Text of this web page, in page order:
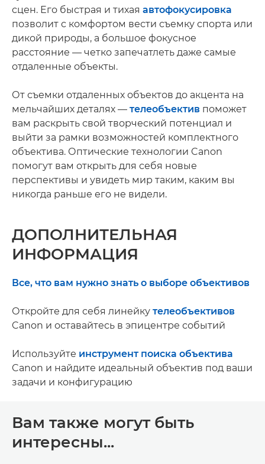
сцен. Его быстрая и тихая автофокусировка
позволит с комфортом вести съемку спорта или
дикой природы, а большое фокусное
расстояние — четко запечатлеть даже самые
отдаленные объекты.
От съемки отдаленных объектов до акцента на
мельчайших деталях — телеобъектив поможет
вам раскрыть свой творческий потенциал и
выйти за рамки возможностей комплектного
объектива. Оптические технологии Canon
помогут вам открыть для себя новые
перспективы и увидеть мир таким, каким вы
никогда раньше его не видели.
ДОПОЛНИТЕЛЬНАЯ
ИНФОРМАЦИЯ
Все, что вам нужно знать о выборе объективов
Откройте для себя линейку телеобъективов
Canon и оставайтесь в эпицентре событий
Используйте инструмент поиска объектива
Canon и найдите идеальный объектив под ваши
задачи и конфигурацию
Вам также могут быть
интересны...